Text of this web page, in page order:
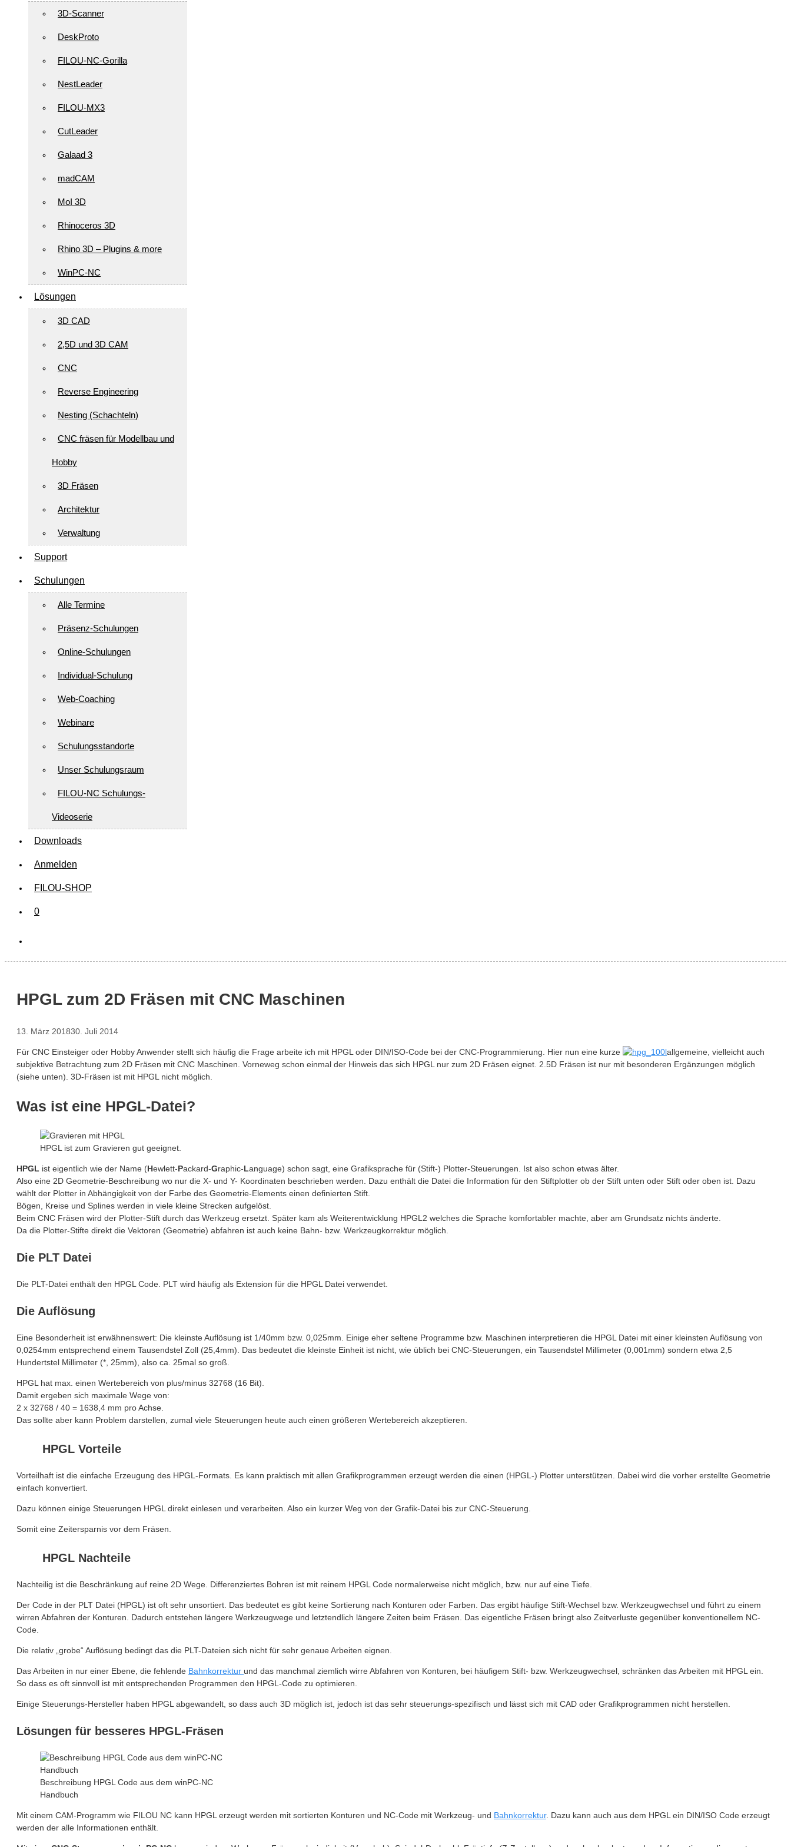
3D-Scanner
DeskProto
FILOU-NC-Gorilla
NestLeader
FILOU-MX3
CutLeader
Galaad 3
madCAM
MoI 3D
Rhinoceros 3D
Rhino 3D – Plugins & more
WinPC-NC
Lösungen
3D CAD
2,5D und 3D CAM
CNC
Reverse Engineering
Nesting (Schachteln)
CNC fräsen für Modellbau und
Hobby
3D Fräsen
Architektur
Verwaltung
Support
Schulungen
Alle Termine
Präsenz-Schulungen
Online-Schulungen
Individual-Schulung
Web-Coaching
Webinare
Schulungsstandorte
Unser Schulungsraum
FILOU-NC Schulungs-
Videoserie
Downloads
Anmelden
FILOU-SHOP
0
HPGL zum 2D Fräsen mit CNC Maschinen
13. März 201830. Juli 2014
Für CNC Einsteiger oder Hobby Anwender stellt sich häufig die Frage arbeite ich mit HPGL oder DIN/ISO-Code bei der CNC-Programmierung. Hier nun eine kurze
allgemeine, vielleicht auch
subjektive Betrachtung zum 2D Fräsen mit CNC Maschinen. Vorneweg schon einmal der Hinweis das sich HPGL nur zum 2D Fräsen eignet. 2.5D Fräsen ist nur mit besonderen Ergänzungen möglich
(siehe unten). 3D-Fräsen ist mit HPGL nicht möglich.
Was ist eine HPGL-Datei?
HPGL ist zum Gravieren gut geeignet.
HPGL ist eigentlich wie der Name (Hewlett-Packard-Graphic-Language) schon sagt, eine Grafiksprache für (Stift-) Plotter-Steuerungen. Ist also schon etwas älter.
Also eine 2D Geometrie-Beschreibung wo nur die X- und Y- Koordinaten beschrieben werden. Dazu enthält die Datei die Information für den Stiftplotter ob der Stift unten oder Stift oder oben ist. Dazu
wählt der Plotter in Abhängigkeit von der Farbe des Geometrie-Elements einen definierten Stift.
Bögen, Kreise und Splines werden in viele kleine Strecken aufgelöst.
Beim CNC Fräsen wird der Plotter-Stift durch das Werkzeug ersetzt. Später kam als Weiterentwicklung HPGL2 welches die Sprache komfortabler machte, aber am Grundsatz nichts änderte.
Da die Plotter-Stifte direkt die Vektoren (Geometrie) abfahren ist auch keine Bahn- bzw. Werkzeugkorrektur möglich.
Die PLT Datei
Die PLT-Datei enthält den HPGL Code. PLT wird häufig als Extension für die HPGL Datei verwendet.
Die Auflösung
Eine Besonderheit ist erwähnenswert: Die kleinste Auflösung ist 1/40mm bzw. 0,025mm. Einige eher seltene Programme bzw. Maschinen interpretieren die HPGL Datei mit einer kleinsten Auflösung von
0,0254mm entsprechend einem Tausendstel Zoll (25,4mm). Das bedeutet die kleinste Einheit ist nicht, wie üblich bei CNC-Steuerungen, ein Tausendstel Millimeter (0,001mm) sondern etwa 2,5
Hundertstel Millimeter (*, 25mm), also ca. 25mal so groß.
HPGL hat max. einen Wertebereich von plus/minus 32768 (16 Bit).
Damit ergeben sich maximale Wege von:
2 x 32768 / 40 = 1638,4 mm pro Achse.
Das sollte aber kann Problem darstellen, zumal viele Steuerungen heute auch einen größeren Wertebereich akzeptieren.
HPGL Vorteile
Vorteilhaft ist die einfache Erzeugung des HPGL-Formats. Es kann praktisch mit allen Grafikprogrammen erzeugt werden die einen (HPGL-) Plotter unterstützen. Dabei wird die vorher erstellte Geometrie
einfach konvertiert.
Dazu können einige Steuerungen HPGL direkt einlesen und verarbeiten. Also ein kurzer Weg von der Grafik-Datei bis zur CNC-Steuerung.
Somit eine Zeitersparnis vor dem Fräsen.
HPGL Nachteile
Nachteilig ist die Beschränkung auf reine 2D Wege. Differenziertes Bohren ist mit reinem HPGL Code normalerweise nicht möglich, bzw. nur auf eine Tiefe.
Der Code in der PLT Datei (HPGL) ist oft sehr unsortiert. Das bedeutet es gibt keine Sortierung nach Konturen oder Farben. Das ergibt häufige Stift-Wechsel bzw. Werkzeugwechsel und führt zu einem
wirren Abfahren der Konturen. Dadurch entstehen längere Werkzeugwege und letztendlich längere Zeiten beim Fräsen. Das eigentliche Fräsen bringt also Zeitverluste gegenüber konventionellem NC-
Code.
Die relativ „grobe“ Auflösung bedingt das die PLT-Dateien sich nicht für sehr genaue Arbeiten eignen.
Das Arbeiten in nur einer Ebene, die fehlende Bahnkorrektur und das manchmal ziemlich wirre Abfahren von Konturen, bei häufigem Stift- bzw. Werkzeugwechsel, schränken das Arbeiten mit HPGL ein.
So dass es oft sinnvoll ist mit entsprechenden Programmen den HPGL-Code zu optimieren.
Einige Steuerungs-Hersteller haben HPGL abgewandelt, so dass auch 3D möglich ist, jedoch ist das sehr steuerungs-spezifisch und lässt sich mit CAD oder Grafikprogrammen nicht herstellen.
Lösungen für besseres HPGL-Fräsen
Beschreibung HPGL Code aus dem winPC-NC
Handbuch
Mit einem CAM-Programm wie FILOU NC kann HPGL erzeugt werden mit sortierten Konturen und NC-Code mit Werkzeug- und Bahnkorrektur. Dazu kann auch aus dem HPGL ein DIN/ISO Code erzeugt
werden der alle Informationen enthält.